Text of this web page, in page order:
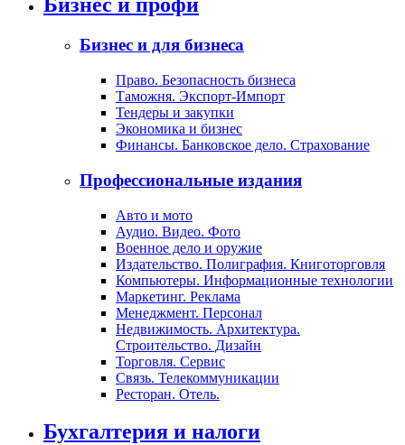
Бизнес и профи
Бизнес и для бизнеса
Право. Безопасность бизнеса
Таможня. Экспорт-Импорт
Тендеры и закупки
Экономика и бизнес
Финансы. Банковское дело. Страхование
Профессиональные издания
Авто и мото
Аудио. Видео. Фото
Военное дело и оружие
Издательство. Полиграфия. Книготорговля
Компьютеры. Информационные технологии
Маркетинг. Реклама
Менеджмент. Персонал
Недвижимость. Архитектура.
Строительство. Дизайн
Торговля. Сервис
Связь. Телекоммуникации
Ресторан. Отель.
Бухгалтерия и налоги